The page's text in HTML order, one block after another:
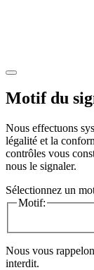
Motif du
Nous effectuons
légalité et la
contrôles vous
nous le signaler.
Sélectionnez un
Motif:
Nous vous
interdit.